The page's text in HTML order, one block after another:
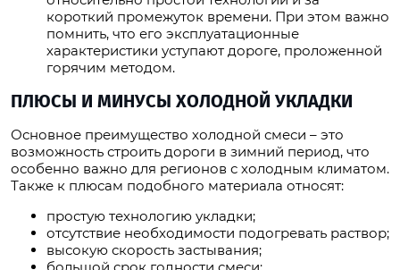
короткий промежуток времени. При этом важно
помнить, что его эксплуатационные
характеристики уступают дороге, проложенной
горячим методом.
ПЛЮСЫ И МИНУСЫ ХОЛОДНОЙ УКЛАДКИ
Основное преимущество холодной смеси – это
возможность строить дороги в зимний период, что
особенно важно для регионов с холодным климатом.
Также к плюсам подобного материала относят:
простую технологию укладки;
отсутствие необходимости подогревать раствор;
высокую скорость застывания;